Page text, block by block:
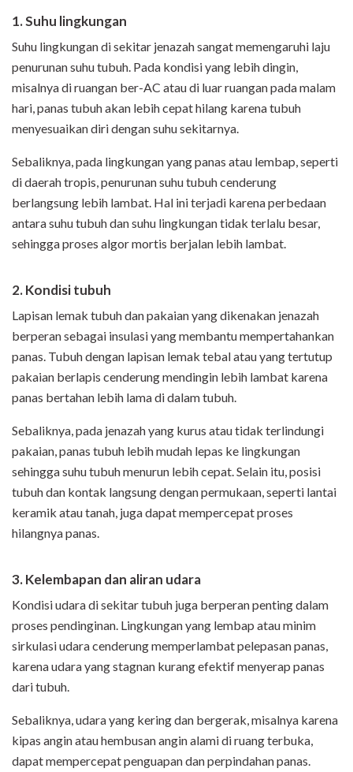
1. Suhu lingkungan
Suhu lingkungan di sekitar jenazah sangat memengaruhi laju
penurunan suhu tubuh. Pada kondisi yang lebih dingin,
misalnya di ruangan ber-AC atau di luar ruangan pada malam
hari, panas tubuh akan lebih cepat hilang karena tubuh
menyesuaikan diri dengan suhu sekitarnya.
Sebaliknya, pada lingkungan yang panas atau lembap, seperti
di daerah tropis, penurunan suhu tubuh cenderung
berlangsung lebih lambat. Hal ini terjadi karena perbedaan
antara suhu tubuh dan suhu lingkungan tidak terlalu besar,
sehingga proses algor mortis berjalan lebih lambat.
2. Kondisi tubuh
Lapisan lemak tubuh dan pakaian yang dikenakan jenazah
berperan sebagai insulasi yang membantu mempertahankan
panas. Tubuh dengan lapisan lemak tebal atau yang tertutup
pakaian berlapis cenderung mendingin lebih lambat karena
panas bertahan lebih lama di dalam tubuh.
Sebaliknya, pada jenazah yang kurus atau tidak terlindungi
pakaian, panas tubuh lebih mudah lepas ke lingkungan
sehingga suhu tubuh menurun lebih cepat. Selain itu, posisi
tubuh dan kontak langsung dengan permukaan, seperti lantai
keramik atau tanah, juga dapat mempercepat proses
hilangnya panas.
3. Kelembapan dan aliran udara
Kondisi udara di sekitar tubuh juga berperan penting dalam
proses pendinginan. Lingkungan yang lembap atau minim
sirkulasi udara cenderung memperlambat pelepasan panas,
karena udara yang stagnan kurang efektif menyerap panas
dari tubuh.
Sebaliknya, udara yang kering dan bergerak, misalnya karena
kipas angin atau hembusan angin alami di ruang terbuka,
dapat mempercepat penguapan dan perpindahan panas.